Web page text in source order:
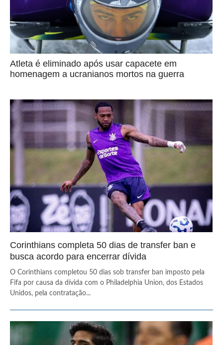
Atleta é eliminado após usar capacete em
homenagem a ucranianos mortos na guerra
Corinthians completa 50 dias de transfer ban e
busca acordo para encerrar dívida
O Corinthians completou 50 dias sob transfer ban imposto pela
Fifa por causa da dívida com o Philadelphia Union, dos Estados
Unidos, pela contratação...